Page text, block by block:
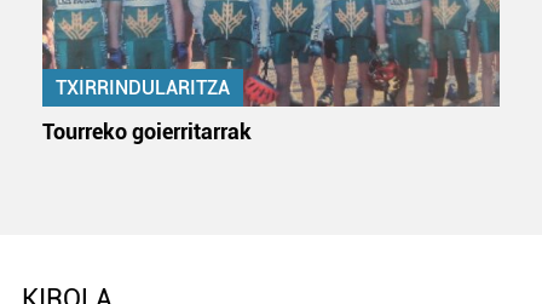
TXIRRINDULARITZA
Tourreko goierritarrak